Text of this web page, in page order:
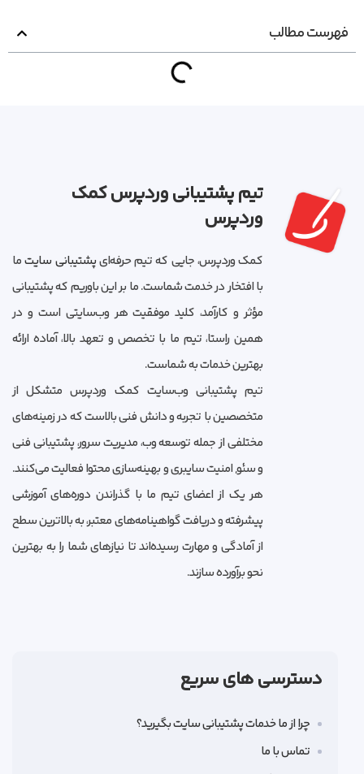
فهرست مطالب
تیم پشتیبانی وردپرس کمک
وردپرس
کمک وردپرس، جایی که تیم حرفه‌ایپشتیبانی سایتما
با افتخار در خدمت شماست. ما بر این باوریم که پشتیبانی
مؤثر و کارآمد، کلید موفقیت هر وب‌سایتی است و در
همین راستا، تیم ما با تخصص و تعهد بالا، آماده ارائه
بهترین خدمات به شماست.
تیم پشتیبانی وب‌سایت کمک وردپرس متشکل از
متخصصین با تجربه و دانش فنی بالاست که در زمینه‌های
مختلفی از جمله توسعه وب، مدیریت سرور، پشتیبانی فنی
و سئو, امنیت سایبری و بهینه‌سازی محتوا فعالیت می‌کنند.
هر یک از اعضای تیم ما با گذراندن دوره‌های آموزشی
پیشرفته و دریافت گواهینامه‌های معتبر، به بالاترین سطح
از آمادگی و مهارت رسیده‌اند تا نیازهای شما را به بهترین
نحو برآورده سازند.
دسترسی های سریع
چرا از ما خدمات پشتیبانی سایت بگیرید؟
تماس با ما